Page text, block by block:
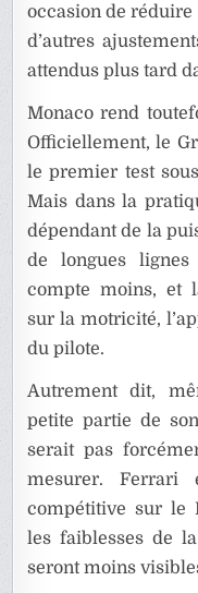
occasion de réduire
d’autres
attendus plus tard
Monaco rend
Officiellement, le
le premier test
Mais dans la
dépendant de la
de longues
compte moins, et
sur la motricité,
du pilote.
Autrement dit,
petite partie de
serait pas
mesurer. Ferrari
compétitive sur le
les faiblesses de
seront moins